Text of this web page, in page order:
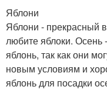
Яблони
Яблони - прекрасный
любите яблоки. Осень
яблонь, так как они
новым условиям и
яблонь для посадки